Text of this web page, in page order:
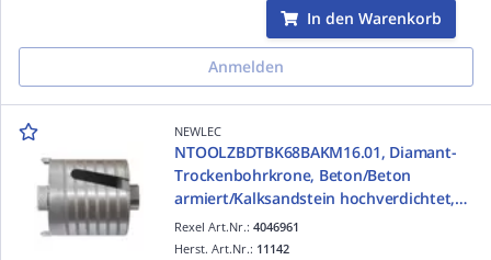
In den Warenkorb
Anmelden
NEWLEC
NTOOLZBDTBK68BAKM16.01, Diamant-
Trockenbohrkrone, Beton/Beton
armiert/Kalksandstein hochverdichtet,
68mm, M16, titanium
Rexel Art.Nr.:4046961
Herst. Art.Nr.: 11142